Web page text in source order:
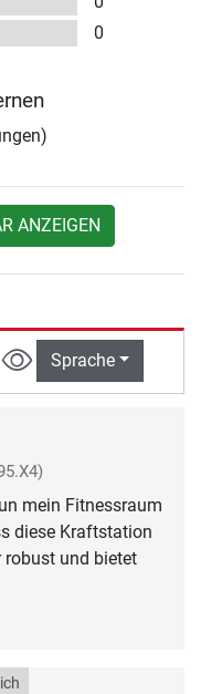
0
ANZEIGEN
Sprache
mein Fitnessraum
diese Kraftstation
robust und bietet